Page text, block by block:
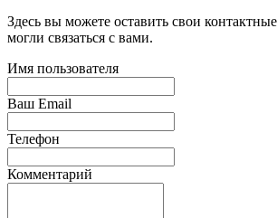
Здесь вы можете оставить свои
могли связаться с вами.
Имя пользователя
Ваш Email
Телефон
Комментарий